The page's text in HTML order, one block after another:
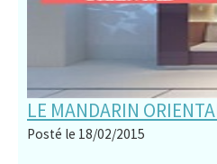
LE MANDARIN
Posté le 18/02/2015